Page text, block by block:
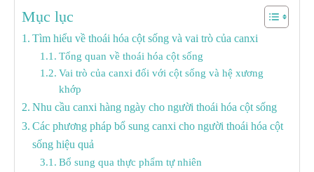
Mục lục
Tìm hiểu về thoái hóa cột sống và vai trò của canxi
Tổng quan về thoái hóa cột sống
Vai trò của canxi đối với cột sống và hệ xương
khớp
Nhu cầu canxi hàng ngày cho người thoái hóa cột sống
Các phương pháp bổ sung canxi cho người thoái hóa cột
sống hiệu quả
Bổ sung qua thực phẩm tự nhiên